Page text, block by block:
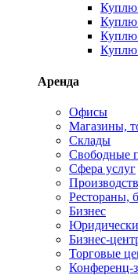
Куплю
Куплю
Куплю
Куплю
Аренда
Офисы
Магазины,
Склады
Свободные
Сфера услуг
Рестораны,
Бизнес
Бизнес-
Торговые
Конференц-